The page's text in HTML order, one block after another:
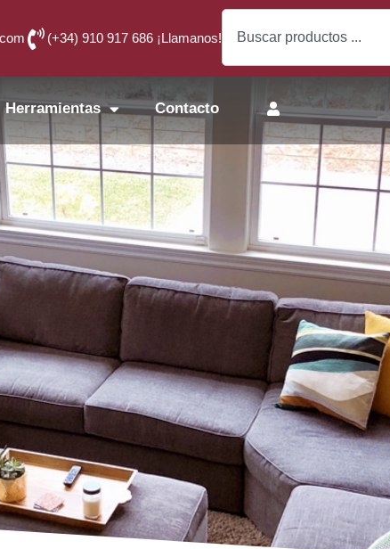
(+34) 910 917 686 ¡Llamanos!
Herramientas Contacto